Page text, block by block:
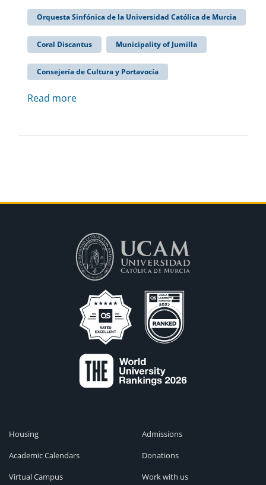
Orquesta Sinfónica de la Universidad Católica de Murcia
Coral Discantus Municipality of Jumilla
Consejería de Cultura y Portavocía
Read more
Housing
Academic Calendars
Virtual Campus
Admissions
Donations
Work with us